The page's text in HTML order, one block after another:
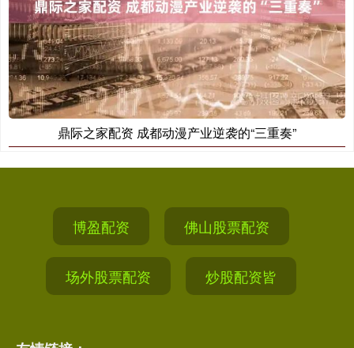
鼎际之家配资 成都动漫产业逆袭的“三重奏”
博盈配资 佛山股票配资
场外股票配资 炒股配资皆